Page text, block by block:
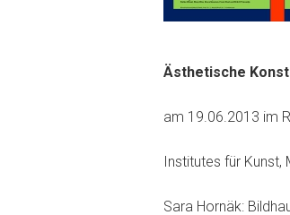
Ästhetische
am 19.06.2013 im
Institutes für Kunst,
Sara Hornäk: